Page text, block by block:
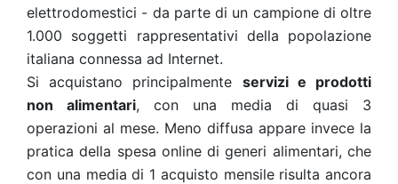
elettrodomestici - da parte di un campione di oltre
1.000 soggetti rappresentativi della popolazione
italiana connessa ad Internet.
Si acquistano principalmente servizi e prodotti
non alimentari, con una media di quasi 3
operazioni al mese. Meno diffusa appare invece la
pratica della spesa online di generi alimentari, che
con una media di 1 acquisto mensile risulta ancora